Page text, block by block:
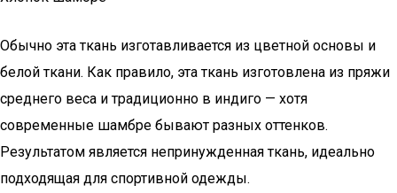
Обычно эта ткань изготавливается из цветной основы и
белой ткани. Как правило, эта ткань изготовлена из пряжи
среднего веса и традиционно в индиго — хотя
современные шамбре бывают разных оттенков.
Результатом является непринужденная ткань, идеально
подходящая для спортивной одежды.